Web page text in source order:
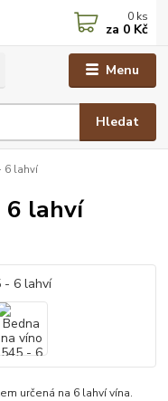
Menu
Hledat
0 ks
za 0 Kč
6 lahví
6 lahví
určená na 6 lahví vína.